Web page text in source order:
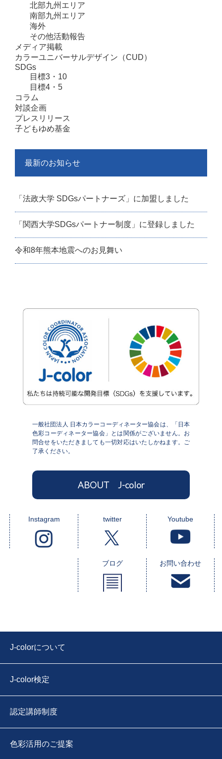
北部九州エリア
南部九州エリア
海外
その他活動報告
メディア掲載
カラーユニバーサルデザイン（CUD）
SDGs
目標3・10
目標4・5
コラム
対談企画
プレスリリース
子どもゆめ基金
最新のお知らせ
「法政大学 SDGsパートナーズ」に加盟しました
「関西大学SDGsパートナー制度」に登録しました
令和8年熊本地震へのお見舞い
一般社団法人 日本カラーコーディネーター協会は、「日本
色彩コーディネーター協会」とは関係がございません。お
問合せをいただきましても一切対応はいたしかねます。ご
了承ください。
ABOUT J-color
Instagram twitter Youtube
ブログ お問い合わせ
J-colorについて
J-color検定
認定講師制度
色彩活用のご提案